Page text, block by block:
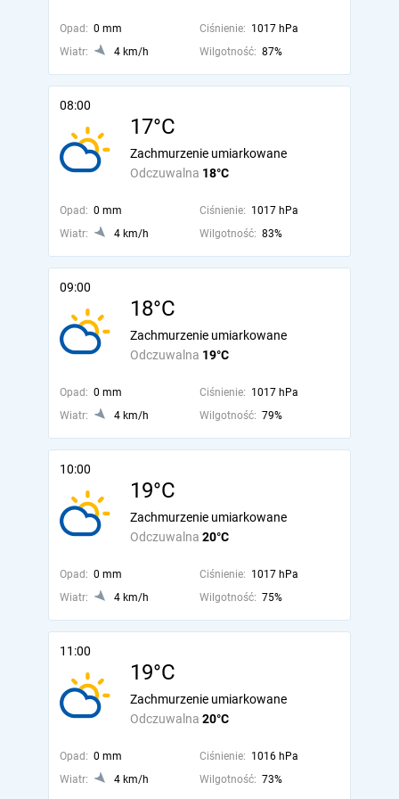
Opad: 0 mm Ciśnienie: 1017 hPa
Wiatr:
4 km/h Wilgotność: 87%
08:00
17°C
Odczuwalna 18°C
Zachmurzenie umiarkowane
Opad: 0 mm Ciśnienie: 1017 hPa
Wiatr:
4 km/h Wilgotność: 83%
09:00
18°C
Odczuwalna 19°C
Zachmurzenie umiarkowane
Opad: 0 mm Ciśnienie: 1017 hPa
Wiatr:
4 km/h Wilgotność: 79%
10:00
19°C
Odczuwalna 20°C
Zachmurzenie umiarkowane
Opad: 0 mm Ciśnienie: 1017 hPa
Wiatr:
4 km/h Wilgotność: 75%
11:00
19°C
Odczuwalna 20°C
Zachmurzenie umiarkowane
Opad: 0 mm Ciśnienie: 1016 hPa
Wiatr:
4 km/h Wilgotność: 73%